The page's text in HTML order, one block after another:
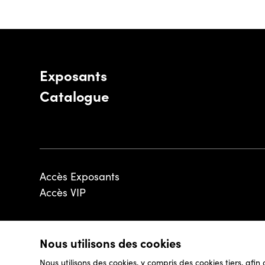
Nous utilisons des cookies
Nous utilisons des cookies, y compris des cookies tiers,
Exposants
Catalogue
Accès Exposants
Accès VIP
© 2026 - Luxembourg Art Week S.A.